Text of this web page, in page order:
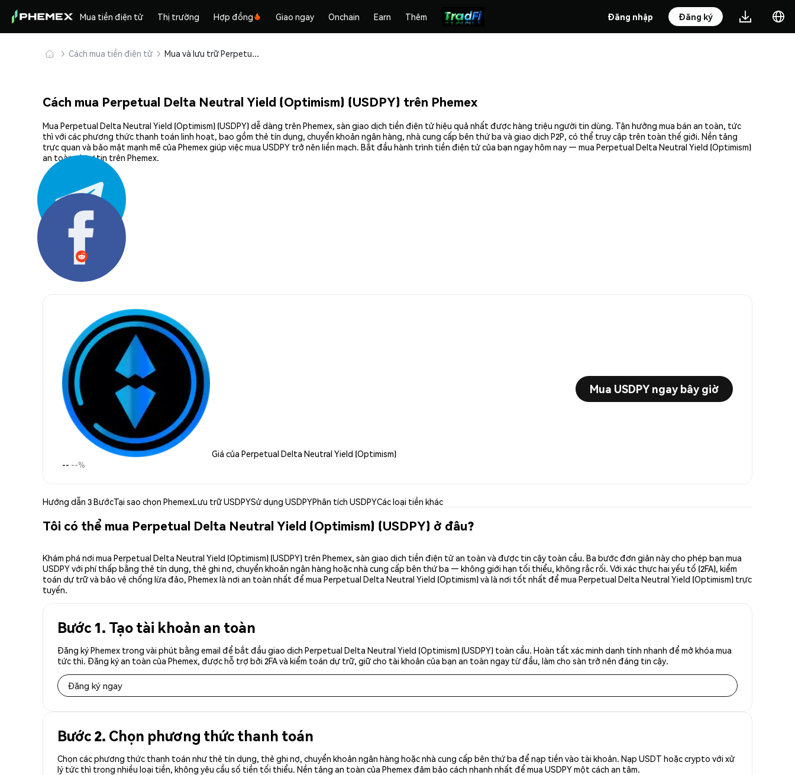
Mua tiền điện tử Thị trường Hợp đồng Giao ngay Onchain Earn Thêm Đăng nhập Đăng ký
Cách mua tiền điện tử Mua và lưu trữ Perpetual Delta Neutral Yield (Optimism) (USDPY) an toàn
Cách mua Perpetual Delta Neutral Yield (Optimism) (USDPY) trên Phemex
Mua Perpetual Delta Neutral Yield (Optimism) (USDPY) dễ dàng trên Phemex, sàn giao dịch tiền điện tử hiệu quả nhất được hàng triệu người tin dùng. Tận hưởng mua bán an toàn, tức
thì với các phương thức thanh toán linh hoạt, bao gồm thẻ tín dụng, chuyển khoản ngân hàng, nhà cung cấp bên thứ ba và giao dịch P2P, có thể truy cập trên toàn thế giới. Nền tảng
trực quan và bảo mật mạnh mẽ của Phemex giúp việc mua USDPY trở nên liền mạch. Bắt đầu hành trình tiền điện tử của bạn ngay hôm nay — mua Perpetual Delta Neutral Yield (Optimism)
an toàn và tự tin trên Phemex.
Chia sẻ:
Giá của Perpetual Delta Neutral Yield (Optimism)
-- --%
Mua USDPY ngay bây giờ
Hướng dẫn 3 BướcTại sao chọn PhemexLưu trữ USDPYSử dụng USDPYPhân tích USDPYCác loại tiền khác
Tôi có thể mua Perpetual Delta Neutral Yield (Optimism) (USDPY) ở đâu?
Khám phá nơi mua Perpetual Delta Neutral Yield (Optimism) (USDPY) trên Phemex, sàn giao dịch tiền điện tử an toàn và được tin cậy toàn cầu. Ba bước đơn giản này cho phép bạn mua
USDPY với phí thấp bằng thẻ tín dụng, thẻ ghi nợ, chuyển khoản ngân hàng hoặc nhà cung cấp bên thứ ba — không giới hạn tối thiểu, không rắc rối. Với xác thực hai yếu tố (2FA), kiểm
toán dự trữ và bảo vệ chống lừa đảo, Phemex là nơi an toàn nhất để mua Perpetual Delta Neutral Yield (Optimism) và là nơi tốt nhất để mua Perpetual Delta Neutral Yield (Optimism) trực
tuyến.
Bước 1. Tạo tài khoản an toàn
Đăng ký Phemex trong vài phút bằng email để bắt đầu giao dịch Perpetual Delta Neutral Yield (Optimism) (USDPY) toàn cầu. Hoàn tất xác minh danh tính nhanh để mở khóa mua
tức thì. Đăng ký an toàn của Phemex, được hỗ trợ bởi 2FA và kiểm toán dự trữ, giữ cho tài khoản của bạn an toàn ngay từ đầu, làm cho sàn trở nên đáng tin cậy.
Đăng ký ngay
Bước 2. Chọn phương thức thanh toán
Chọn các phương thức thanh toán như thẻ tín dụng, thẻ ghi nợ, chuyển khoản ngân hàng hoặc nhà cung cấp bên thứ ba để nạp tiền vào tài khoản. Nạp USDT hoặc crypto với xử
lý tức thì trong nhiều loại tiền, không yêu cầu số tiền tối thiểu. Nền tảng an toàn của Phemex đảm bảo cách nhanh nhất để mua USDPY một cách an tâm.